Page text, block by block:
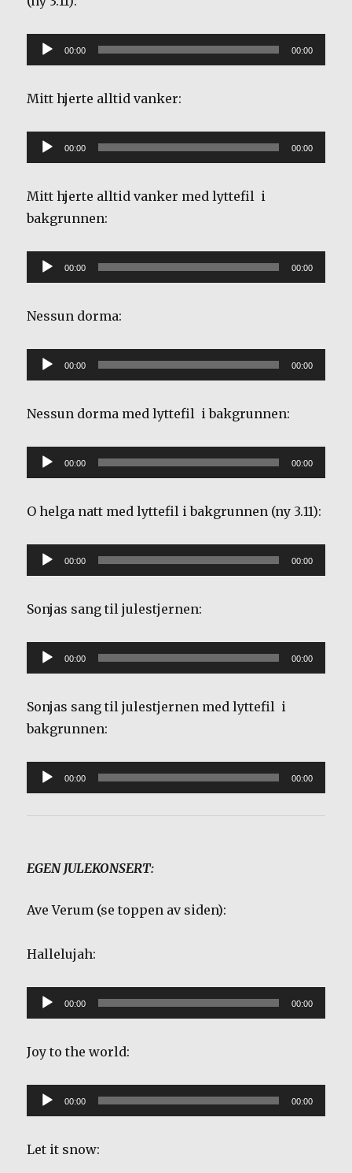
Lydavspiller
00:00 00:00
Mitt hjerte alltid vanker:
Lydavspiller
00:00 00:00
Mitt hjerte alltid vanker med lyttefil i
bakgrunnen:
Lydavspiller
00:00 00:00
Nessun dorma:
Lydavspiller
00:00 00:00
Nessun dorma med lyttefil i bakgrunnen:
Lydavspiller
00:00 00:00
O helga natt med lyttefil i bakgrunnen (ny 3.11):
Lydavspiller
00:00 00:00
Sonjas sang til julestjernen:
Lydavspiller
00:00 00:00
Sonjas sang til julestjernen med lyttefil i
bakgrunnen:
Lydavspiller
00:00 00:00
EGEN JULEKONSERT:
Ave Verum (se toppen av siden):
Hallelujah:
Lydavspiller
00:00 00:00
Joy to the world:
Lydavspiller
00:00 00:00
Let it snow: